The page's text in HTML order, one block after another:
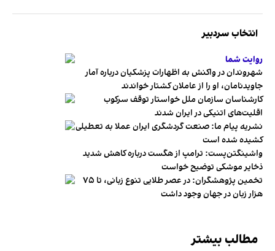
انتخاب سردبیر
روایت شما
شهروندان در واکنش به اظهارات پزشکیان درباره آمار
جاویدنامان، او را از عاملان کشتار خواندند
کارشناسان سازمان ملل خواستار توقف سرکوب
اقلیت‌های اتنیکی در ایران شدند
نشریه پیام ما: صنعت گردشگری ایران عملا به تعطیلی
کشیده شده است
واشینگتن‌پست: ترامپ از هگست درباره کاهش شدید
ذخایر موشکی توضیح خواست
تخمین پژوهشگران: در عصر طلایی تنوع زبانی، تا ۷۵
هزار زبان در جهان وجود داشت
مطالب بیشتر